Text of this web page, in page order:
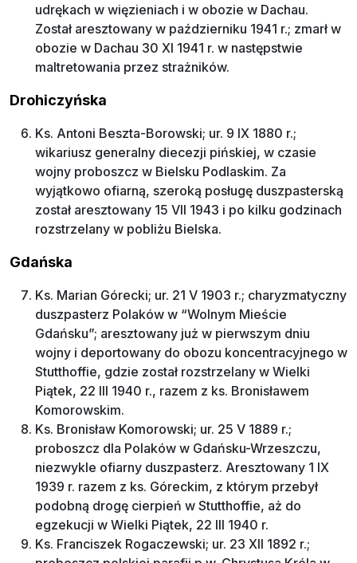
udrękach w więzieniach i w obozie w Dachau.
Został aresztowany w październiku 1941 r.; zmarł w
obozie w Dachau 30 XI 1941 r. w następstwie
maltretowania przez strażników.
Drohiczyńska
Ks. Antoni Beszta-Borowski; ur. 9 IX 1880 r.;
wikariusz generalny diecezji pińskiej, w czasie
wojny proboszcz w Bielsku Podlaskim. Za
wyjątkowo ofiarną, szeroką posługę duszpasterską
został aresztowany 15 VII 1943 i po kilku godzinach
rozstrzelany w pobliżu Bielska.
Gdańska
Ks. Marian Górecki; ur. 21 V 1903 r.; charyzmatyczny
duszpasterz Polaków w “Wolnym Mieście
Gdańsku”; aresztowany już w pierwszym dniu
wojny i deportowany do obozu koncentracyjnego w
Stutthoffie, gdzie został rozstrzelany w Wielki
Piątek, 22 III 1940 r., razem z ks. Bronisławem
Komorowskim.
Ks. Bronisław Komorowski; ur. 25 V 1889 r.;
proboszcz dla Polaków w Gdańsku-Wrzeszczu,
niezwykle ofiarny duszpasterz. Aresztowany 1 IX
1939 r. razem z ks. Góreckim, z którym przebył
podobną drogę cierpień w Stutthoffie, aż do
egzekucji w Wielki Piątek, 22 III 1940 r.
Ks. Franciszek Rogaczewski; ur. 23 XII 1892 r.;